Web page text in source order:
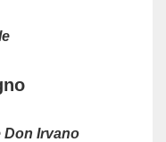
Don Irvano